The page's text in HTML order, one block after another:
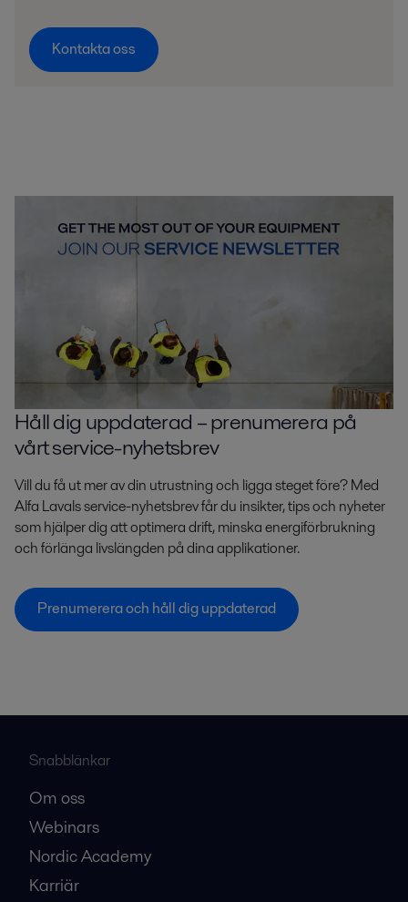
Kontakta oss
Håll dig uppdaterad – prenumerera på
vårt service-nyhetsbrev
Vill du få ut mer av din utrustning och ligga steget före? Med
Alfa Lavals service-nyhetsbrev får du insikter, tips och nyheter
som hjälper dig att optimera drift, minska energiförbrukning
och förlänga livslängden på dina applikationer.
Prenumerera och håll dig uppdaterad
Snabblänkar
Om oss
Webinars
Nordic Academy
Karriär